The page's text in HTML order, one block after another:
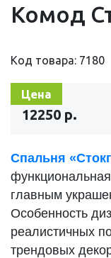
Комод
Код товара: 7180
Цена
12250 р.
Спальня
главным
Особенность
реалистичных
трендовых